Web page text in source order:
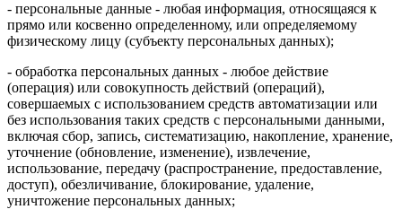
- персональные данные - любая информация, относящаяся к
прямо или косвенно определенному, или определяемому
физическому лицу (субъекту персональных данных);
- обработка персональных данных - любое действие
(операция) или совокупность действий (операций),
совершаемых с использованием средств автоматизации или
без использования таких средств с персональными данными,
включая сбор, запись, систематизацию, накопление, хранение,
уточнение (обновление, изменение), извлечение,
использование, передачу (распространение, предоставление,
доступ), обезличивание, блокирование, удаление,
уничтожение персональных данных;